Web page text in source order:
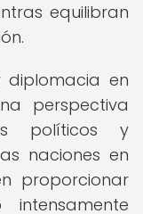
equilibran
diplomacia en
perspectiva
políticos y
naciones en
proporcionar